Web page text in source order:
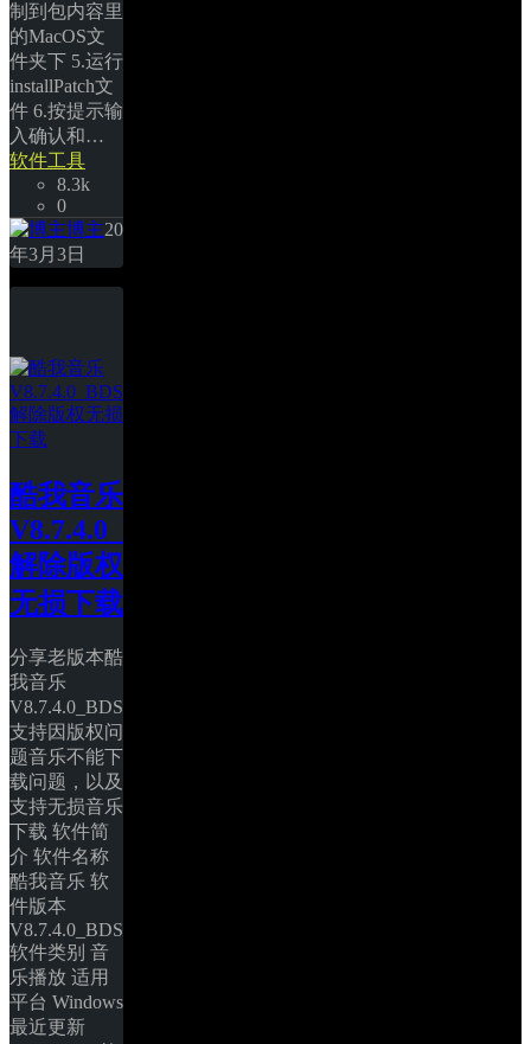
制到包内容里
的MacOS文
件夹下 5.运行
installPatch文
件 6.按提示输
入确认和…
软件工具
8.3k
0
博主20
年3月3日
酷我音乐
V8.7.4.0_BDS3
解除版权
无损下载
分享老版本酷
我音乐
V8.7.4.0_BDS3，
支持因版权问
题音乐不能下
载问题，以及
支持无损音乐
下载 软件简
介 软件名称
酷我音乐 软
件版本
V8.7.4.0_BDS3
软件类别 音
乐播放 适用
平台 Windows
最近更新